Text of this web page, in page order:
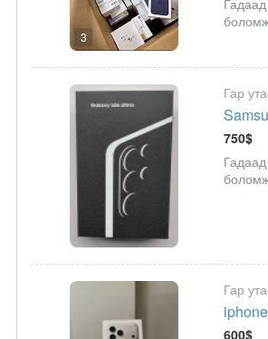
3
Гар
750$
Гадаад
Гар
600$